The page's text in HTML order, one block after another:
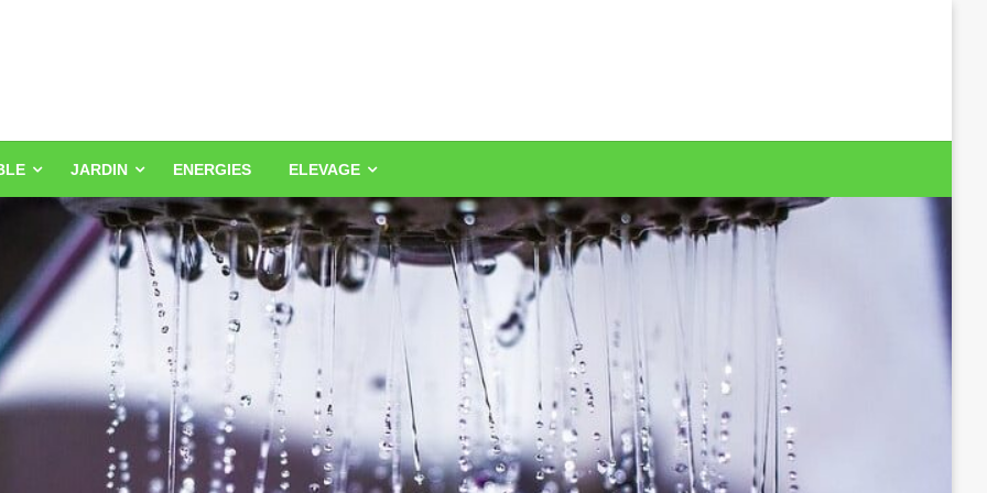
JARDIN ENERGIES ELEVAGE